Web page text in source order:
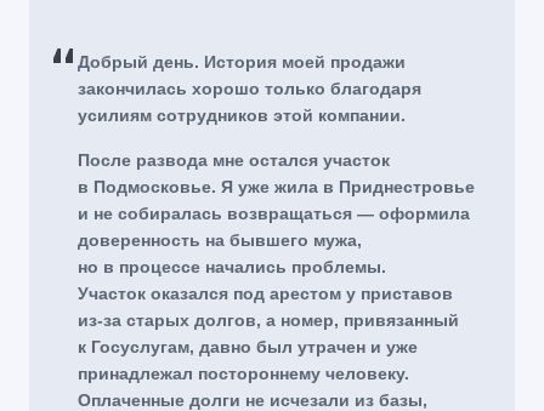
Добрый день. История моей продажи
закончилась хорошо только благодаря
усилиям сотрудников этой компании.
После развода мне остался участок
в Подмосковье. Я уже жила в Приднестровье
и не собиралась возвращаться — оформила
доверенность на бывшего мужа,
но в процессе начались проблемы.
Участок оказался под арестом у приставов
из-за старых долгов, а номер, привязанный
к Госуслугам, давно был утрачен и уже
принадлежал постороннему человеку.
Оплаченные долги не исчезали из базы,